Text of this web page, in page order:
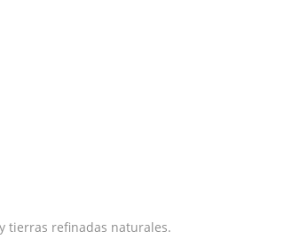
tierras refinadas naturales.